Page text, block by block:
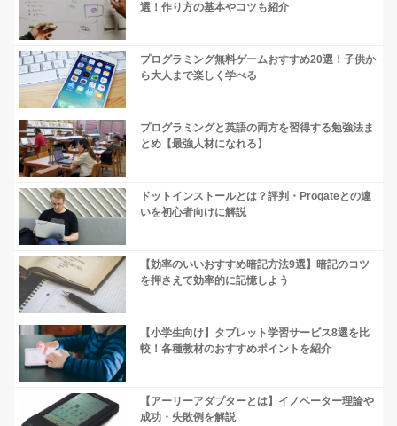
選！作り方の基本やコツも紹介
プログラミング無料ゲームおすすめ20選！子供か
ら大人まで楽しく学べる
プログラミングと英語の両方を習得する勉強法ま
とめ【最強人材になれる】
ドットインストールとは？評判・Progateとの違
いを初心者向けに解説
【効率のいいおすすめ暗記方法9選】暗記のコツ
を押さえて効率的に記憶しよう
【小学生向け】タブレット学習サービス8選を比
較！各種教材のおすすめポイントを紹介
【アーリーアダプターとは】イノベーター理論や
成功・失敗例を解説